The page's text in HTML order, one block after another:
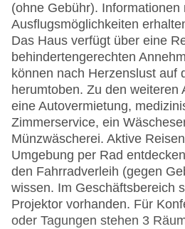
(ohne Gebühr). Informationen
Ausflugsmöglichkeiten
Das Haus verfügt über eine
behindertengerechten
können nach Herzenslust auf
herumtoben. Zu den weiteren
eine Autovermietung,
Zimmerservice, ein
Münzwäscherei. Aktive
Umgebung per Rad
den Fahrradverleih (gegen
wissen. Im Geschäftsbereich
Projektor vorhanden. Für
oder Tagungen stehen 3